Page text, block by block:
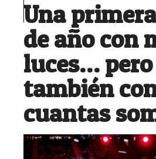
Una
de año con
luces… pero
también
cuantas